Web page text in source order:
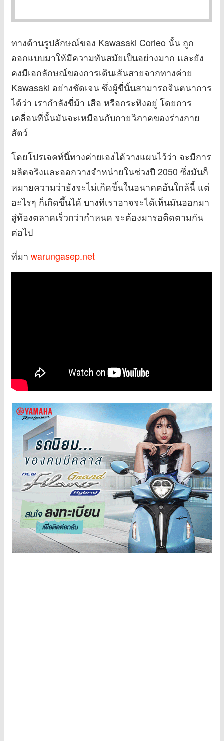
ทางด้านรูปลักษณ์ของ Kawasaki Corleo นั้น ถูก
ออกแบบมาให้มีความทันสมัยเป็นอย่างมาก และยัง
คงมีเอกลักษณ์ของการเดินเส้นสายจากทางค่าย
Kawasaki อย่างชัดเจน ซึ่งผู้ขี่นั้นสามารถจินตนาการ
ได้ว่า เรากำลังขี่ม้า เสือ หรือกระทิงอยู่ โดยการ
เคลื่อนที่นั้นมันจะเหมือนกับกายวิภาคของร่างกาย
สัตว์
โดยโปรเจคท์นี้ทางค่ายเองได้วางแผนไว้ว่า จะมีการ
ผลิตจริงและออกวางจำหน่ายในช่วงปี 2050 ซึ่งมันก็
หมายความว่ายังจะไม่เกิดขึ้นในอนาคตอันใกล้นี้ แต่
อะไรๆ ก็เกิดขึ้นได้ บางทีเราอาจจะได้เห็นมันออกมา
สู่ท้องตลาดเร็วกว่ากำหนด จะต้องมารอติดตามกัน
ต่อไป
ที่มา warungasep.net